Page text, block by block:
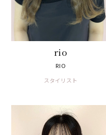
rio
RIO
スタイリスト